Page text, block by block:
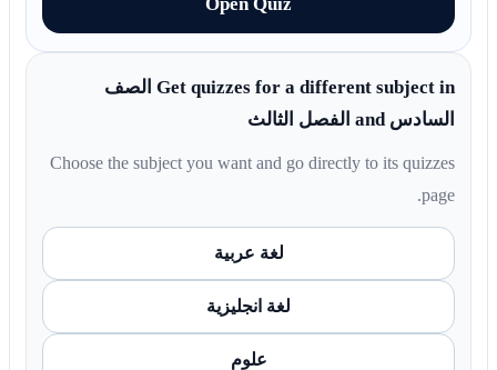
Open Quiz
Get quizzes for a different subject in الصف
السادس and الفصل الثالث
Choose the subject you want and go directly to its quizzes
page.
لغة عربية
لغة انجليزية
علوم